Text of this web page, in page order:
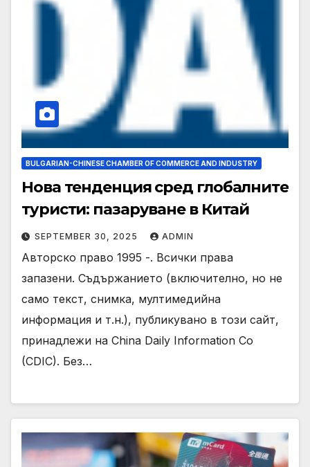
BULGARIAN-CHINESE CHAMBER OF COMMERCE AND INDUSTRY
Нова тенденция сред глобалните
туристи: пазаруване в Китай
SEPTEMBER 30, 2025 ADMIN
Авторско право 1995 -. Всички права
запазени. Съдържанието (включително, но не
само текст, снимка, мултимедийна
информация и т.н.), публикувано в този сайт,
принадлежи на China Daily Information Co
(CDIC). Без…